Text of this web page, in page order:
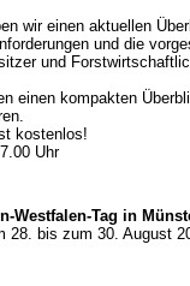
wir einen aktuellen
und die
und
einen kompakten
kostenlos!
Uhr
Westfalen-Tag in
28. bis zum 30. August